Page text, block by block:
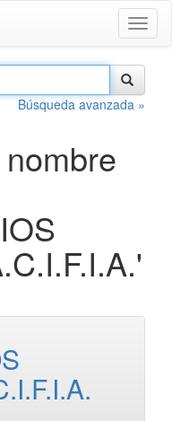
Búsqueda avanzada »